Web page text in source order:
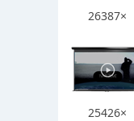
26387×
25426×